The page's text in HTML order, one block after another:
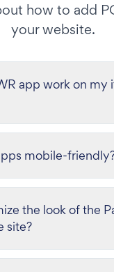
how to add
your website.
app work on my
mobile-
the look of the
site?